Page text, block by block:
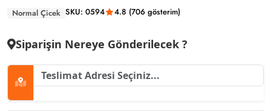
Normal Çicek SKU: 0594 4.8 (706 gösterim)
Siparişin Nereye Gönderilecek ?